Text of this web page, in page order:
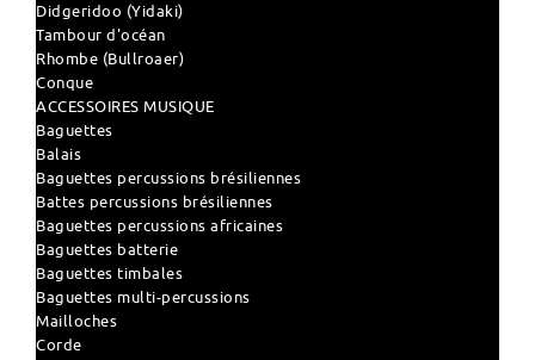
Didgeridoo (Yidaki)
Tambour d'océan
Rhombe (Bullroaer)
Conque
ACCESSOIRES MUSIQUE
Baguettes
Balais
Baguettes percussions brésiliennes
Battes percussions brésiliennes
Baguettes percussions africaines
Baguettes batterie
Baguettes timbales
Baguettes multi-percussions
Mailloches
Corde